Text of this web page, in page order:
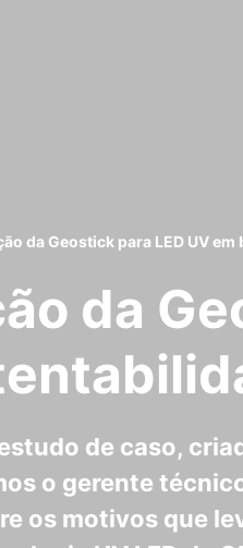
da Geostick para LED UV
da
de caso,
o gerente
os motivos que